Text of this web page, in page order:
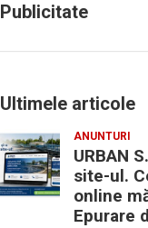
Publicitate
Ultimele articole
ANUNTURI
URBAN
site-ul.
online
Epurare